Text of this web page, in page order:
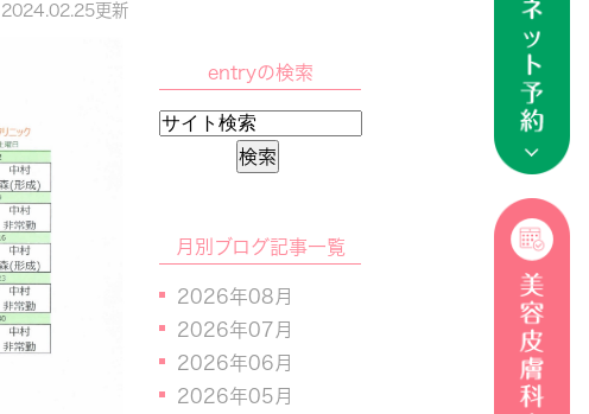
2024.02.25更新
entryの検索
月別ブログ記事一覧
2026年08月
2026年07月
2026年06月
2026年05月